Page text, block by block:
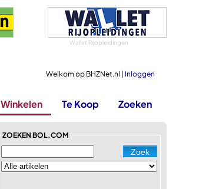
Wallet Rijopleidingen
Welkom op BHZNet.nl | Inloggen
Winkelen Te Koop Zoeken
ZOEKEN BOL.COM